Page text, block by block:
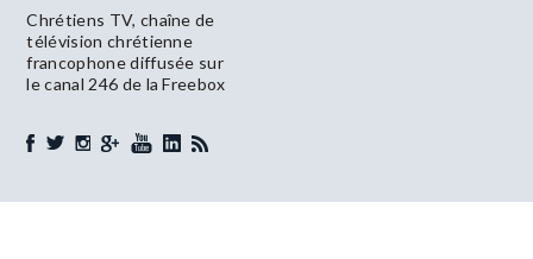
Chrétiens TV, chaîne de
télévision chrétienne
francophone diffusée sur
le canal 246 de la Freebox